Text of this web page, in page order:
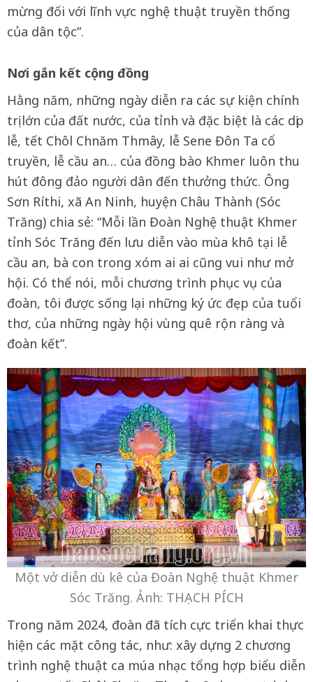
mừng đối với lĩnh vực nghệ thuật truyền thống
của dân tộc”.
Nơi gắn kết cộng đồng
Hằng năm, những ngày diễn ra các sự kiện chính
trị lớn của đất nước, của tỉnh và đặc biệt là các dịp
lễ, tết Chôl Chnăm Thmây, lễ Sene Đôn Ta cổ
truyền, lễ cầu an… của đồng bào Khmer luôn thu
hút đông đảo người dân đến thưởng thức. Ông
Sơn Ríthi, xã An Ninh, huyện Châu Thành (Sóc
Trăng) chia sẻ: “Mỗi lần Đoàn Nghệ thuật Khmer
tỉnh Sóc Trăng đến lưu diễn vào mùa khô tại lễ
cầu an, bà con trong xóm ai ai cũng vui như mở
hội. Có thể nói, mỗi chương trình phục vụ của
đoàn, tôi được sống lại những ký ức đẹp của tuổi
thơ, của những ngày hội vùng quê rộn ràng và
đoàn kết”.
Một vở diễn dù kê của Đoàn Nghệ thuật Khmer
Sóc Trăng. Ảnh: THẠCH PÍCH
Trong năm 2024, đoàn đã tích cực triển khai thực
hiện các mặt công tác, như: xây dựng 2 chương
trình nghệ thuật ca múa nhạc tổng hợp biểu diễn